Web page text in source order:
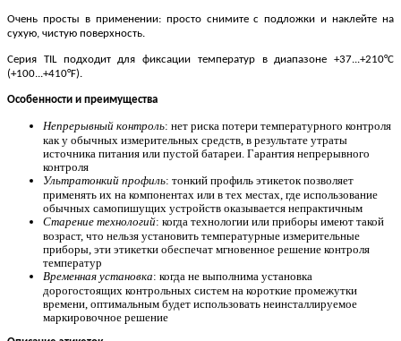
Очень просты в применении: просто снимите с подложки и наклейте на
сухую, чистую поверхность.
Серия TIL подходит для фиксации температур в диапазоне +37...+210°C
(+100...+410°F).
Особенности и преимущества
Непрерывный контроль: нет риска потери температурного контроля
как у обычных измерительных средств, в результате утраты
источника питания или пустой батареи. Гарантия непрерывного
контроля
Ультратонкий профиль: тонкий профиль этикеток позволяет
применять их на компонентах или в тех местах, где использование
обычных самопишущих устройств оказывается непрактичным
Старение технологий: когда технологии или приборы имеют такой
возраст, что нельзя установить температурные измерительные
приборы, эти этикетки обеспечат мгновенное решение контроля
температур
Временная установка: когда не выполнима установка
дорогостоящих контрольных систем на короткие промежутки
времени, оптимальным будет использовать неинсталлируемое
маркировочное решение